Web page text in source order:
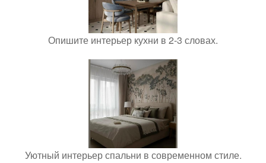
Опишите интерьер кухни в 2-3 словах.
Уютный интерьер спальни в современном стиле.